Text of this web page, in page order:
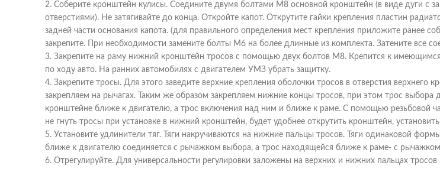
2. Соберите кронштейн кулисы. Соедините двумя болтами М8 основной кронштейн (в виде дуги с
отверстиями). Не затягивайте до конца. Откройте капот. Открутите гайки крепления пластин
задней части основания капота. (для правильного определения мест крепления приложите ранее
закрепите. При необходимости замените болты М6 на более длинные из комплекта. Затените все
3. Закрепите на раму нижний кронштейн тросов с помощью двух болтов М8. Крепится к
по ходу авто. На ранних автомобилях с двигателем УМЗ убрать защитку.
4. Закрепите тросы. Для этого заведите верхние крепления оболочки тросов в отверстия
закрепляем на рычагах. Таким же образом закрепляем нижние концы тросов, при этом трос
кронштейне ближе к двигателю, а трос включения над ним и ближе к раме. С помощью резьбовой
не гнуть тросы при установке в нижний кронштейн, будет удобнее открутить кронштейн,
5. Установите удлинители тяг. Тяги накручиваются на нижние пальцы тросов. Тяги одинаковой
ближе к двигателю соединяется с рычажком выбора, а трос находящейся ближе к раме- с
6. Отрегулируйте. Для универсальности регулировки заложены на верхних и нижних пальцах